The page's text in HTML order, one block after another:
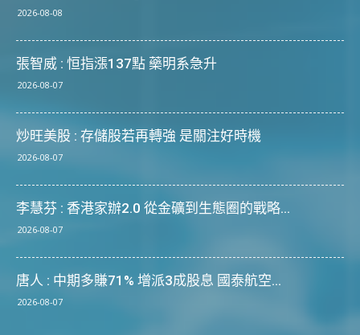
2026-08-08
張智威 : 恒指漲137點 藥明系急升
2026-08-07
炒旺美股 : 存儲股若再轉強 是關注好時機
2026-08-07
李慧芬 : 香港家辦2.0 從金礦到生態圈的戰略...
2026-08-07
唐人 : 中期多賺71% 增派3成股息 國泰航空...
2026-08-07